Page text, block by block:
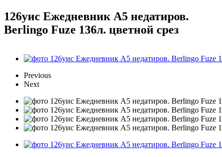
126уис Ежедневник А5 недатиров.
Berlingo Fuze 136л. цветной срез
Previous
Next